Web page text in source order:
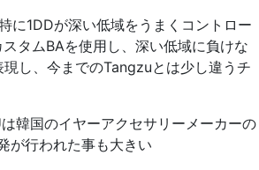
に1DDが深い低域をうまくコントロー
タムBAを使用し、深い低域に負けな
し、今までのTangzuとは少し違うチ
韓国のイヤーアクセサリーメーカーの
が行われた事も大きい